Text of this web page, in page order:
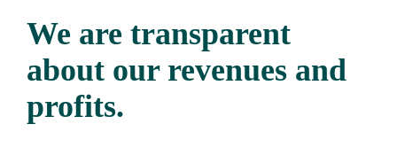
Tributo Eterno
We are transparent
about our revenues and
profits.